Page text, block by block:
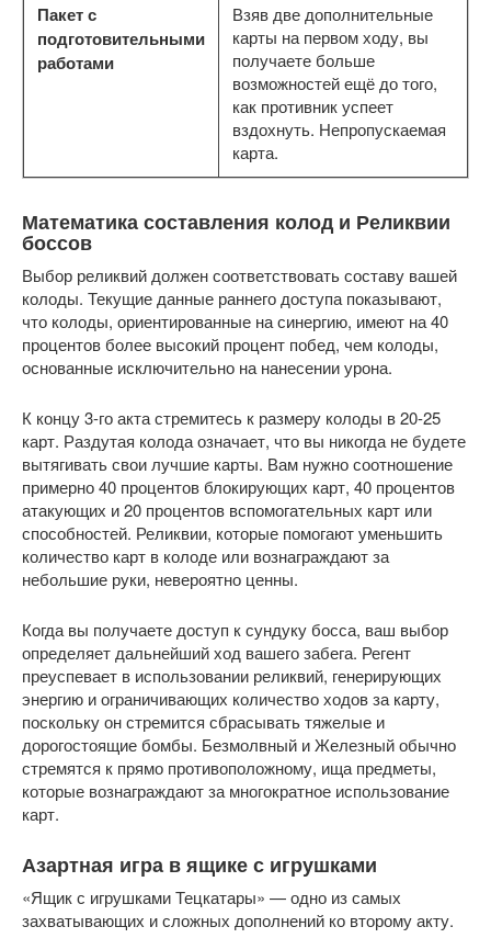
Пакет с
подготовительными
работами
Взяв две дополнительные
карты на первом ходу, вы
получаете больше
возможностей ещё до того,
как противник успеет
вздохнуть. Непропускаемая
карта.
Математика составления колод и Реликвии
боссов
Выбор реликвий должен соответствовать составу вашей
колоды. Текущие данные раннего доступа показывают,
что колоды, ориентированные на синергию, имеют на 40
процентов более высокий процент побед, чем колоды,
основанные исключительно на нанесении урона.
К концу 3-го акта стремитесь к размеру колоды в 20-25
карт. Раздутая колода означает, что вы никогда не будете
вытягивать свои лучшие карты. Вам нужно соотношение
примерно 40 процентов блокирующих карт, 40 процентов
атакующих и 20 процентов вспомогательных карт или
способностей. Реликвии, которые помогают уменьшить
количество карт в колоде или вознаграждают за
небольшие руки, невероятно ценны.
Когда вы получаете доступ к сундуку босса, ваш выбор
определяет дальнейший ход вашего забега. Регент
преуспевает в использовании реликвий, генерирующих
энергию и ограничивающих количество ходов за карту,
поскольку он стремится сбрасывать тяжелые и
дорогостоящие бомбы. Безмолвный и Железный обычно
стремятся к прямо противоположному, ища предметы,
которые вознаграждают за многократное использование
карт.
Азартная игра в ящике с игрушками
«Ящик с игрушками Тецкатары» — одно из самых
захватывающих и сложных дополнений ко второму акту.